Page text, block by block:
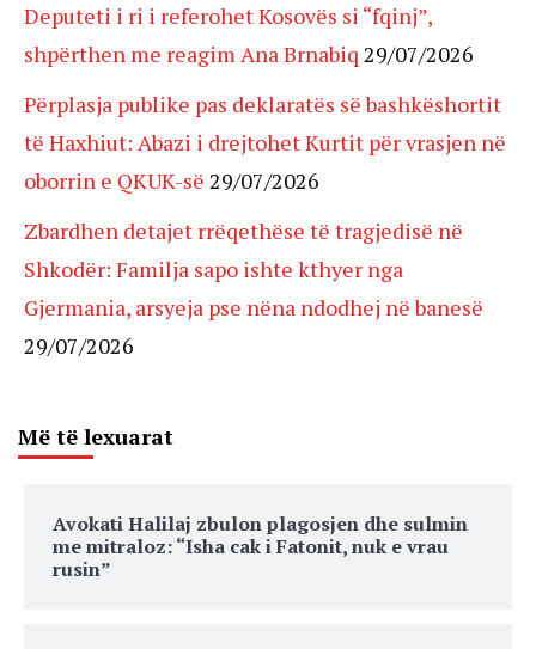
Deputeti i ri i referohet Kosovës si “fqinj”,
shpërthen me reagim Ana Brnabiq 29/07/2026
Përplasja publike pas deklaratës së bashkëshortit
të Haxhiut: Abazi i drejtohet Kurtit për vrasjen në
oborrin e QKUK-së 29/07/2026
Zbardhen detajet rrëqethëse të tragjedisë në
Shkodër: Familja sapo ishte kthyer nga
Gjermania, arsyeja pse nëna ndodhej në banesë
29/07/2026
Më të lexuarat
Avokati Halilaj zbulon plagosjen dhe sulmin
me mitraloz: “Isha cak i Fatonit, nuk e vrau
rusin”